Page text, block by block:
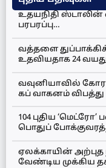
உதயநிதி ஸ்டாலின்
பரபரப்பு…
வத்தளை துப்பாக்கிச்
உதவியதாக 24
வவுனியாவில் கோர
கப் வாகனம் விபத்து
104 புதிய
பொதுப்
ஏலக்காயின்
வேண்டிய முக்கிய